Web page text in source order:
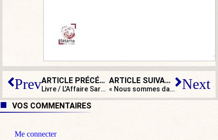
Prev ARTICLE PRÉCÉDENT
Livre / L’Affaire Sarah Halimi, par Noémie Halioua
ARTICLE SUIVANT
« Nous sommes dans une démarche de programme commun à droite ouverte à tous sans exclusive ! » Next
VOS COMMENTAIRES
Me connecter